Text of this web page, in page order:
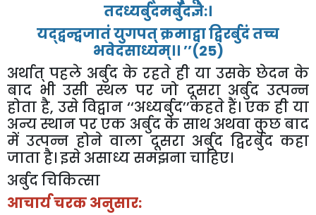
तदध्यर्बुदमर्बुदज्ञै:।
यद्द्वन्द्वजातंयुगपत्क्रमाद्वाद्विरर्बुदंतच्च
भवेदसाध्यम्।। ’’(25)
अर्थात् पहले अर्बुद के रहते ही या उसके छेदन के
बाद भी उसी स्थल पर जो दूसरा अर्बुद उत्पन्न
होता है, उसे विद्वान‘‘अध्यर्बुद’’कहते हैं। एक ही या
अन्यस्थानपरएक अर्बुदकेसाथ अथवाकुछबाद
में उत्पन्न होने वाला दूसरा अर्बुद द्विरर्बुद कहा
जाताहै। इसे असाध्यसमझनाचाहिए।
अर्बुदचिकित्सा
आचार्यचरकअनुसार: